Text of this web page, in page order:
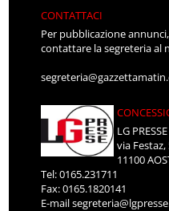
CONTATTACI
Per pubblicazione
contattare la segreteria al
LG
via Festaz,
11100
Tel: 0165.231711
Fax: 0165.1820141
E-mail